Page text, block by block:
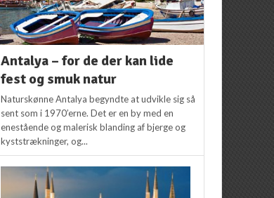
Antalya – for de der kan lide
fest og smuk natur
Naturskønne Antalya begyndte at udvikle sig så
sent som i 1970’erne. Det er en by med en
enestående og malerisk blanding af bjerge og
kyststrækninger, og...